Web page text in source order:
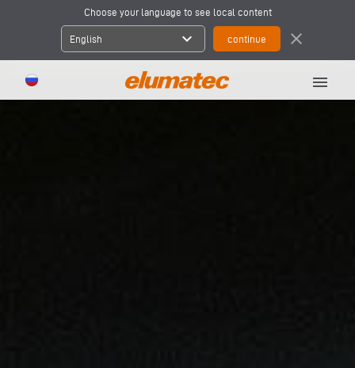
Choose your language to see local content
English expand_more close
menu